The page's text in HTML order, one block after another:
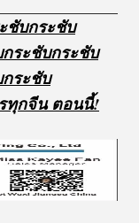
ชับกระชับ
ระชับกระชับ
ระชับ
ทุกจีน ตอนนี้!